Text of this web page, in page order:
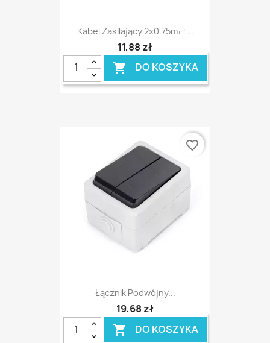
Kabel Zasilający 2x0.75m㎡...
11,88 zł
 DO KOSZYKA
Łącznik Podwójny...
19,68 zł
 DO KOSZYKA
favorite_border